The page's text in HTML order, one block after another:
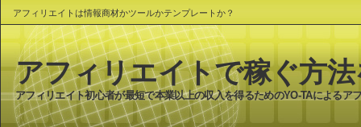
アフィリエイトは情報商材かツールかテンプレートか？
アフィリエイトで稼ぐ方
アフィリエイト初心者が最短で本業以上の収入を得るためのYO-TAによるア